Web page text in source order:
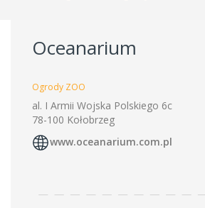
Oceanarium
Ogrody ZOO
al. I Armii Wojska Polskiego 6c
78-100 Kołobrzeg
www.oceanarium.com.pl